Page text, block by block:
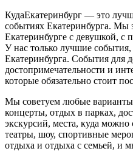
КудаЕкатеринбург — это
событиях Екатеринбурга. Мы
Екатеринбурге с девушкой,
У нас только лучшие
Екатеринбурга. События для
достопримечательности и
которые обязательно стоит
Мы советуем любые
концерты, отдых в парках,
экскурсий, места, куда можно
театры, шоу, спортивные
отдыха и отдыха с семьей, и